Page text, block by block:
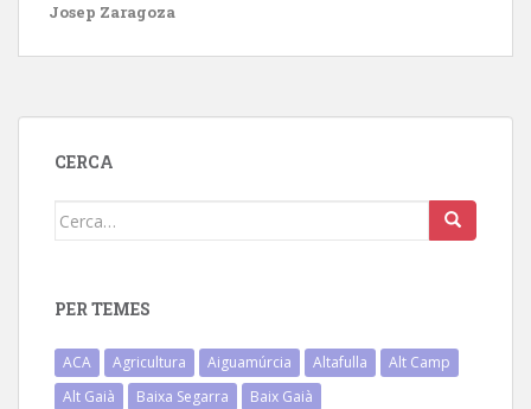
Josep Zaragoza
CERCA
Cerca:
PER TEMES
ACA Agricultura Aiguamúrcia Altafulla
Alt Camp
Alt Gaià
Baixa Segarra
Baix Gaià